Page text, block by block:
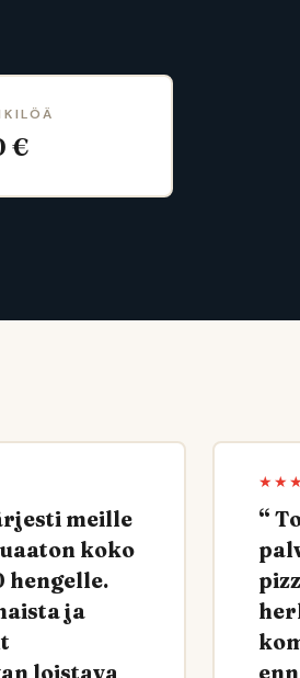
€
meille
koko
hengelle.
ja
loistava